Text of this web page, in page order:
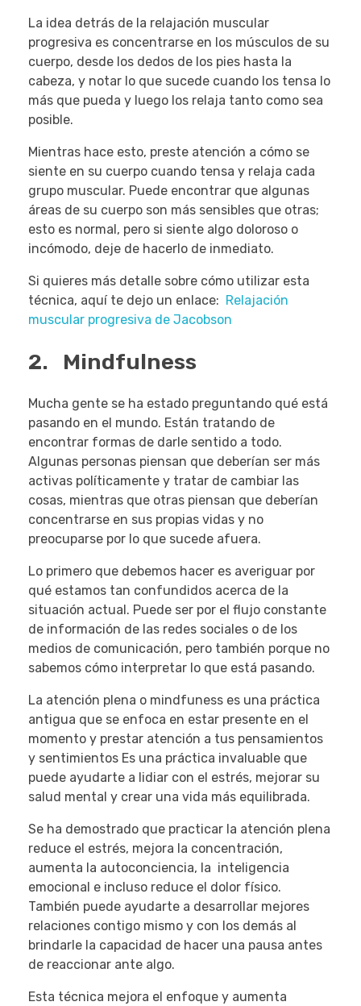
La idea detrás de la relajación muscular
progresiva es concentrarse en los músculos de su
cuerpo, desde los dedos de los pies hasta la
cabeza, y notar lo que sucede cuando los tensa lo
más que pueda y luego los relaja tanto como sea
posible.
Mientras hace esto, preste atención a cómo se
siente en su cuerpo cuando tensa y relaja cada
grupo muscular. Puede encontrar que algunas
áreas de su cuerpo son más sensibles que otras;
esto es normal, pero si siente algo doloroso o
incómodo, deje de hacerlo de inmediato.
Si quieres más detalle sobre cómo utilizar esta
técnica, aquí te dejo un enlace: Relajación
muscular progresiva de Jacobson
2. Mindfulness
Mucha gente se ha estado preguntando qué está
pasando en el mundo. Están tratando de
encontrar formas de darle sentido a todo.
Algunas personas piensan que deberían ser más
activas políticamente y tratar de cambiar las
cosas, mientras que otras piensan que deberían
concentrarse en sus propias vidas y no
preocuparse por lo que sucede afuera.
Lo primero que debemos hacer es averiguar por
qué estamos tan confundidos acerca de la
situación actual. Puede ser por el flujo constante
de información de las redes sociales o de los
medios de comunicación, pero también porque no
sabemos cómo interpretar lo que está pasando.
La atención plena o mindfuness es una práctica
antigua que se enfoca en estar presente en el
momento y prestar atención a tus pensamientos
y sentimientos Es una práctica invaluable que
puede ayudarte a lidiar con el estrés, mejorar su
salud mental y crear una vida más equilibrada.
Se ha demostrado que practicar la atención plena
reduce el estrés, mejora la concentración,
aumenta la autoconciencia, la inteligencia
emocional e incluso reduce el dolor físico.
También puede ayudarte a desarrollar mejores
relaciones contigo mismo y con los demás al
brindarle la capacidad de hacer una pausa antes
de reaccionar ante algo.
Esta técnica mejora el enfoque y aumenta